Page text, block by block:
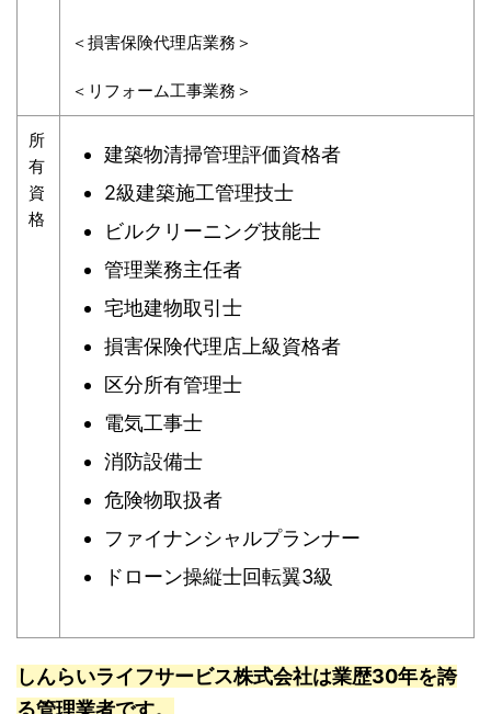
＜損害保険代理店業務＞
＜リフォーム工事業務＞
所
有
資
格
建築物清掃管理評価資格者
2級建築施工管理技士
ビルクリーニング技能士
管理業務主任者
宅地建物取引士
損害保険代理店上級資格者
区分所有管理士
電気工事士
消防設備士
危険物取扱者
ファイナンシャルプランナー
ドローン操縦士回転翼3級
しんらいライフサービス株式会社は業歴30年を誇
る管理業者です。